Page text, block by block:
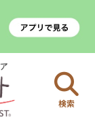
検索